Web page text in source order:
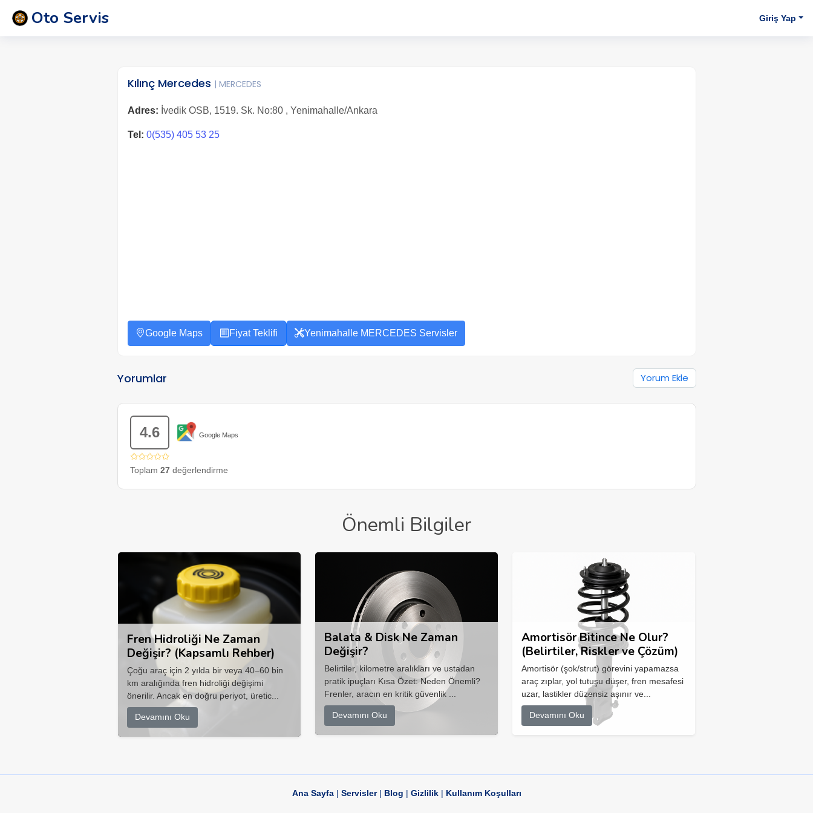
Oto Servis Giriş Yap
Kılınç Mercedes | MERCEDES
Adres: İvedik OSB, 1519. Sk. No:80 , Yenimahalle/Ankara
Tel: 0(535) 405 53 25
Google Maps Fiyat Teklifi Yenimahalle MERCEDES Servisler
Yorumlar Yorum Ekle
4.6 Google Maps
✩✩✩✩✩
Toplam 27değerlendirme
Önemli Bilgiler
Fren Hidroliği Ne Zaman
Değişir? (Kapsamlı Rehber)
Çoğu araç için 2 yılda bir veya 40–60 bin
km aralığında fren hidroliği değişimi
önerilir. Ancak en doğru periyot, üretic...
Devamını Oku
Balata & Disk Ne Zaman
Değişir?
Belirtiler, kilometre aralıkları ve ustadan
pratik ipuçları Kısa Özet: Neden Önemli?
Frenler, aracın en kritik güvenlik ...
Devamını Oku
Amortisör Bitince Ne Olur?
(Belirtiler, Riskler ve Çözüm)
Amortisör (şok/strut) görevini yapamazsa
araç zıplar, yol tutuşu düşer, fren mesafesi
uzar, lastikler düzensiz aşınır ve...
Devamını Oku
Ana Sayfa| Servisler| Blog | Gizlilik| Kullanım Koşulları